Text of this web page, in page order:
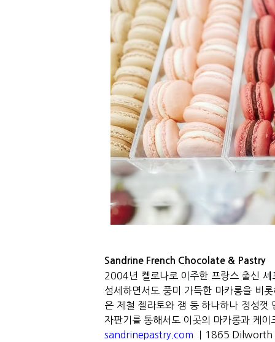
Sandrine French Chocolate & Pastry
2004년 켈로나로 이주한 프랑스 출신
섬세하면서도 풍미 가득한 마카롱을 비
은 제철 젤라토와 잼 등 하나하나 정성껏
자판기를 통해서도 이곳의 마카롱과 케이
sandrinepastry.com ｜1865 Dilworth